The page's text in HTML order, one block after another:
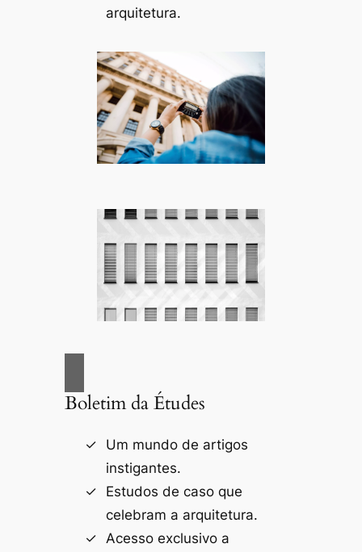
arquitetura.
Boletim da Études
Um mundo de artigos
instigantes.
Estudos de caso que
celebram a arquitetura.
Acesso exclusivo a